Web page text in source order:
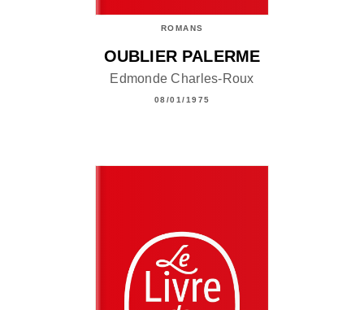
ROMANS
OUBLIER PALERME
Edmonde Charles-Roux
08/01/1975